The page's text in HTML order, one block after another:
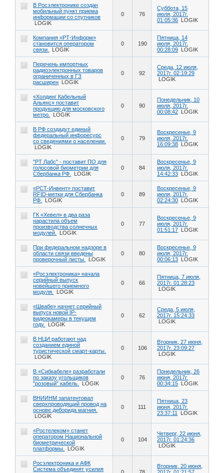
В Росэлектронике создан
мобильный пункт приема
информации со спутников
LOGIK
0 76
Суббота, 15
июля, 2017г.
01:05:36 LOGIK
Компания «РТ-Информ»
становится оператором
связи.
LOGIK
0 190
Пятница, 14
июля, 2017г.
00:28:09 LOGIK
Перечень импортных
радиоэлектронных товаров
ограниченных в ГЗ
расширен LOGIK
0 92
Среда, 12 июля,
2017г. 02:19:29
LOGIK
«Холдинг Кабельный
Альянс» поставит
продукцию для московского
метро.
LOGIK
0 90
Понедельник, 10
июля, 2017г.
00:08:42 LOGIK
В РФ создадут единый
федеральный инфоресурс
со сведениями о населении.
LOGIK
0 79
Воскресенье, 9
июля, 2017г.
16:09:38 LOGIK
"РТ Лабс" - поставит ПО для
голосовой биометрии для
Сбербанка РФ.
LOGIK
0 84
Воскресенье, 9
июля, 2017г.
14:42:33 LOGIK
«РСТ-Инвент» поставит
RFID-метки для Сбербанка
РФ.
LOGIK
0 89
Воскресенье, 9
июля, 2017г.
02:24:30 LOGIK
ГК «Хевел» в два раза
нарастила объем
производства солнечных
модулей.
LOGIK
0 77
Воскресенье, 9
июля, 2017г.
01:51:17 LOGIK
При федеральном надзоре в
области связи введены
проверочный листы.
LOGIK
0 80
Воскресенье, 9
июля, 2017г.
00:06:13 LOGIK
«Росэлектроника» начала
серийный выпуск
новейшего приемного
модуля.
LOGIK
0 66
Пятница, 7 июля,
2017г. 01:28:23
LOGIK
«Швабе» начнет серийный
выпуск новой IP-
видеокамеры в текущем
году.
LOGIK
0 62
Среда, 5 июля,
2017г. 15:24:33
LOGIK
В НЦИ работают над
созданием единой
туристической смарт-карты.
LOGIK
0 106
Вторник, 27 июня,
2017г. 23:09:27
LOGIK
В «Сибкабеле» разработали
по заказу угольщиков
"розовый" кабель.
LOGIK
0 76
Понедельник, 26
июня, 2017г.
00:34:15 LOGIK
ВНИИНМ запатентовал
сверхпроводящий провод на
основе диборида магния.
LOGIK
0 111
Пятница, 23
июня, 2017г.
23:37:11
LOGIK
«Ростелеком» станет
оператором Национальной
биометрической
платформы.
LOGIK
0 104
Четверг, 22 июня,
2017г. 01:24:36
LOGIK
Росэлектроника и АФК
Система объединят усилия
0 78
Вторник, 20 июня,
2017г. 01:21:57